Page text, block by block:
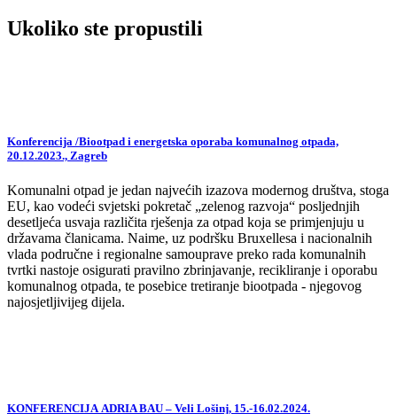
Ukoliko ste propustili
Konferencija /Biootpad i energetska oporaba komunalnog otpada,
20.12.2023., Zagreb
Komunalni otpad je jedan najvećih izazova modernog društva, stoga
EU, kao vodeći svjetski pokretač „zelenog razvoja“ posljednjih
desetljeća usvaja različita rješenja za otpad koja se primjenjuju u
državama članicama. Naime, uz podršku Bruxellesa i nacionalnih
vlada područne i regionalne samouprave preko rada komunalnih
tvrtki nastoje osigurati pravilno zbrinjavanje, recikliranje i oporabu
komunalnog otpada, te posebice tretiranje biootpada - njegovog
najosjetljivijeg dijela.
KONFERENCIJA ADRIA BAU – Veli Lošinj, 15.-16.02.2024.